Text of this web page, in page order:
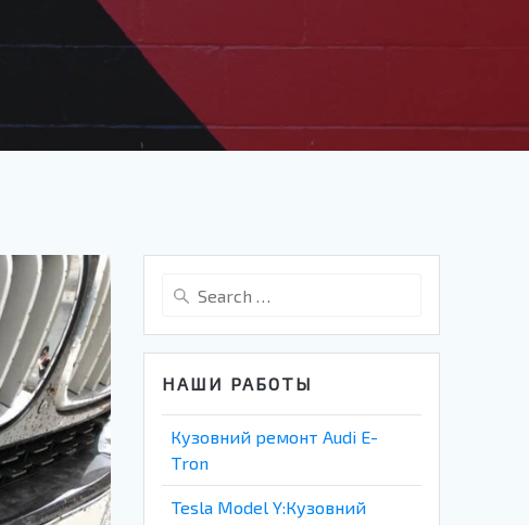
Search
НАШИ РАБОТЫ
Кузовний ремонт Audi E-
Tron
Tesla Model Y:Кузовний